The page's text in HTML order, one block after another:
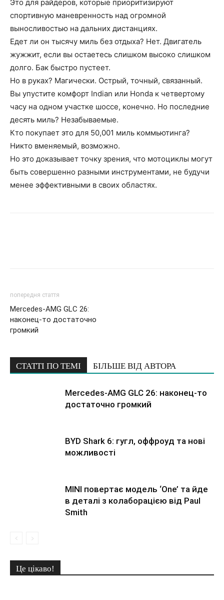
Это для райдеров, которые приоритизируют
спортивную маневренность над огромной
выносливостью на дальних дистанциях.
Едет ли он тысячу миль без отдыха? Нет. Двигатель
жужжит, если вы остаетесь слишком высоко слишком
долго. Бак быстро пустеет.
Но в руках? Магически. Острый, точный, связанный.
Вы упустите комфорт Indian или Honda к четвертому
часу на одном участке шоссе, конечно. Но последние
десять миль? Незабываемые.
Кто покупает это для 50,001 миль коммьютинга?
Никто вменяемый, возможно.
Но это доказывает точку зрения, что мотоциклы могут
быть совершенно разными инструментами, не будучи
менее эффективными в своих областях.
попередня стаття
Mercedes-AMG GLC 26:
наконец-то достаточно
громкий
СТАТТІ ПО ТЕМІ БІЛЬШЕ ВІД АВТОРА
Mercedes-AMG GLC 26: наконец-то
достаточно громкий
BYD Shark 6: гугл, оффроуд та нові
можливості
MINI повертає модель ‘One’ та йде
в деталі з колаборацією від Paul
Smith
Це цікаво!